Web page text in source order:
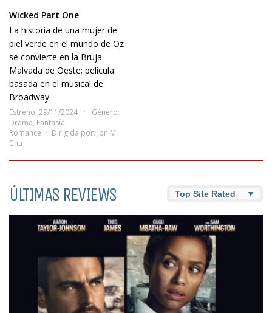
Wicked Part One
La historia de una mujer de
piel verde en el mundo de Oz
se convierte en la Bruja
Malvada de Oeste; película
basada en el musical de
Broadway.
Estreno: 29/11/2024
Género:
Drama, Fantasía,
Romance
Dirigida por: Jon M.
Chu
ÚLTIMAS REVIEWS